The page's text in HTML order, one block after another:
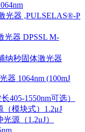
光器 ,PULSELAS®-P
光器 DPSSL M-
纳秒固体激光器
器 1064nm (100mJ
405-1550nm可选）
（模块式）1.2μJ
源（1.2μJ）